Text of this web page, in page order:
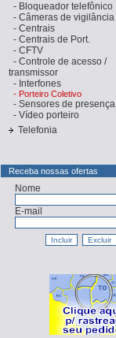
- Bloqueador telefônico
- Câmeras de vigilância
- Centrais
- Centrais de Port.
- CFTV
- Controle de acesso /
transmissor
- Interfones
- Porteiro Coletivo
- Sensores de presença
- Vídeo porteiro
Telefonia
Receba nossas ofertas
Nome
E-mail